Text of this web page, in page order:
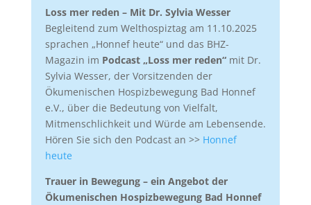
Loss mer reden – Mit Dr. Sylvia Wesser
Begleitend zum Welthospiztag am 11.10.2025
sprachen „Honnef heute“ und das BHZ-
Magazin im Podcast „Loss mer reden“mit Dr.
Sylvia Wesser, der Vorsitzenden der
Ökumenischen Hospizbewegung Bad Honnef
e.V., über die Bedeutung von Vielfalt,
Mitmenschlichkeit und Würde am Lebensende.
Hören Sie sich den Podcast an >> Honnef
heute
Trauer in Bewegung – ein Angebot der
Ökumenischen Hospizbewegung Bad Honnef